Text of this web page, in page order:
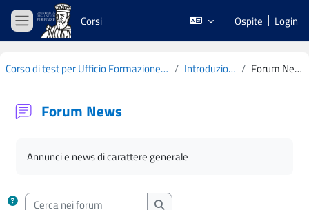
Vai al contenuto principale
Pannello laterale
Corsi Ospite Login
Corso di test per Ufficio Formazione SM Introduzione Forum News
Forum News
Annunci e news di carattere generale
Cerca nei forum